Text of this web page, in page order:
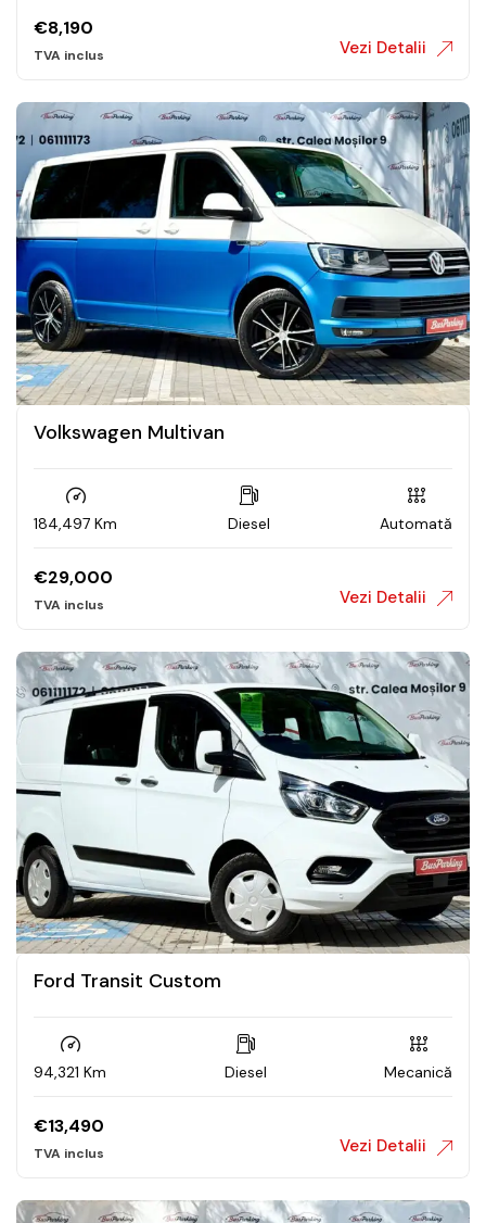
€8,190
Vezi Detalii
Volkswagen Multivan
184,497 Km Diesel Automată
€29,000
Vezi Detalii
Ford Transit Custom
94,321 Km Diesel Mecanică
€13,490
Vezi Detalii